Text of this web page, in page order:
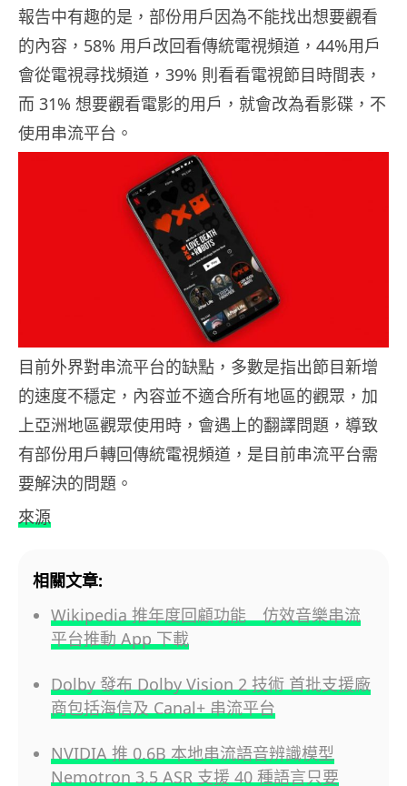
報告中有趣的是，部份用戶因為不能找出想要觀看
的內容，58% 用戶改回看傳統電視頻道，44%用戶
會從電視尋找頻道，39% 則看看電視節目時間表，
而 31% 想要觀看電影的用戶，就會改為看影碟，不
使用串流平台。
目前外界對串流平台的缺點，多數是指出節目新增
的速度不穩定，內容並不適合所有地區的觀眾，加
上亞洲地區觀眾使用時，會遇上的翻譯問題，導致
有部份用戶轉回傳統電視頻道，是目前串流平台需
要解決的問題。
來源
相關文章:
Wikipedia 推年度回顧功能 仿效音樂串流
平台推動 App 下載
Dolby 發布 Dolby Vision 2 技術 首批支援廠
商包括海信及 Canal+ 串流平台
NVIDIA 推 0.6B 本地串流語音辨識模型
Nemotron 3.5 ASR 支援 40 種語言只要